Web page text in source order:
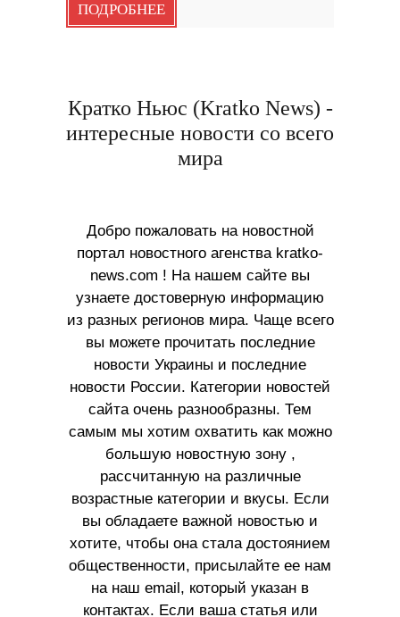
ПОДРОБНЕЕ
Кратко Ньюс (Kratko News) -
интересные новости со всего
мира
Добро пожаловать на новостной
портал новостного агенства kratko-
news.com ! На нашем сайте вы
узнаете достоверную информацию
из разных регионов мира. Чаще всего
вы можете прочитать последние
новости Украины и последние
новости России. Категории новостей
сайта очень разнообразны. Тем
самым мы хотим охватить как можно
большую новостную зону ,
рассчитанную на различные
возрастные категории и вкусы. Если
вы обладаете важной новостью и
хотите, чтобы она стала достоянием
общественности, присылайте ее нам
на наш email, который указан в
контактах. Если ваша статья или